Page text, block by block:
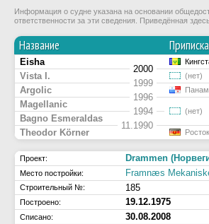
Информация о судне указана на основании
ответственности за эти сведения. Приведённая
Название Приписка
Eisha
2000
Vista I.
1999
(нет)
Argolic
1996
Magellanic
1994 (нет)
Bagno Esmeraldas
11.1990
Theodor Körner Росток
Проект: Drammen
Место постройки: Framnæs
Строительный №:
185
Построено: 19.12.1975
Списано: 30.08.2008